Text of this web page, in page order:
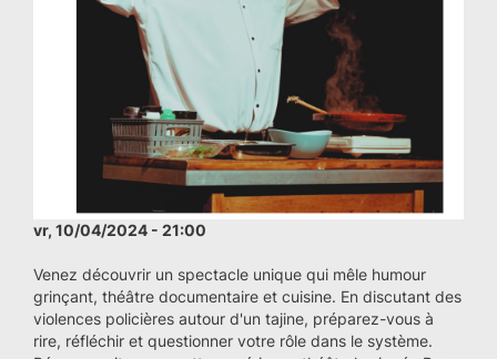
vr, 10/04/2024 - 21:00
Venez découvrir un spectacle unique qui mêle humour
grinçant, théâtre documentaire et cuisine. En discutant des
violences policières autour d'un tajine, préparez-vous à
rire, réfléchir et questionner votre rôle dans le système.